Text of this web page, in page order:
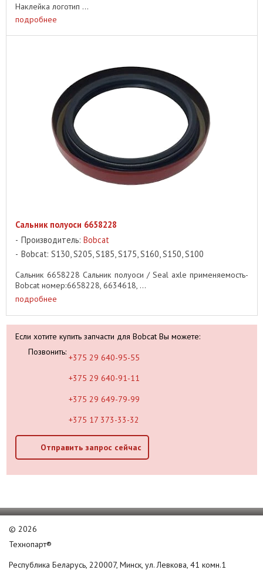
Наклейка логотип ...
подробнее
Сальник полуоси 6658228
Производитель: Bobcat
Bobcat: S130, S205, S185, S175, S160, S150, S100
Сальник 6658228 Сальник полуоси / Seal axle применяемость-
Bobcat номер:6658228, 6634618, ...
подробнее
Если хотите купить запчасти для Bobcat Вы можете:
Позвонить:
+375 29 640-95-55
+375 29 640-91-11
+375 29 649-79-99
+375 17 373-33-32
Отправить запрос сейчас
© 2026
Технопарт®
Республика Беларусь, 220007, Минск, ул. Левкова, 41 комн.1